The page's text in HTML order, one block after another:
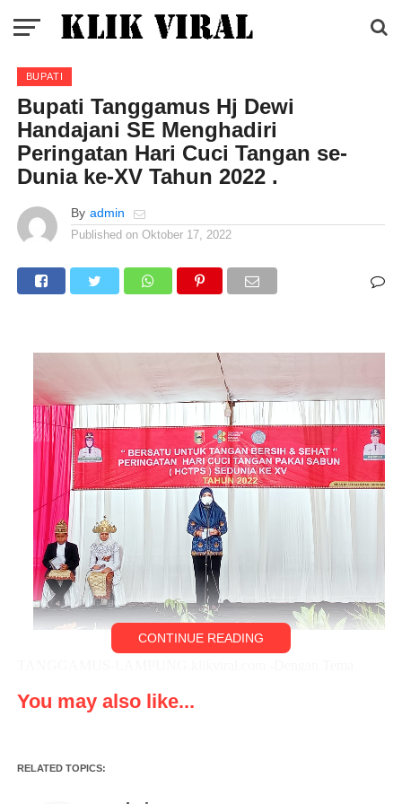
BUPATI
Bupati Tanggamus Hj Dewi
Handajani SE Menghadiri
Peringatan Hari Cuci Tangan se-
Dunia ke-XV Tahun 2022 .
By admin
Published on Oktober 17, 2022
“Peran Perempuan Berdaya untuk Penurunan Stunting dengan
CONTINUE READING
You may also like...
RELATED TOPICS: